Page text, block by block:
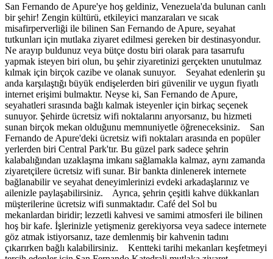
San Fernando de Apure'ye hoş geldiniz, Venezuela'da bulunan canlı
bir şehir! Zengin kültürü, etkileyici manzaraları ve sıcak
misafirperverliği ile bilinen San Fernando de Apure, seyahat
tutkunları için mutlaka ziyaret edilmesi gereken bir destinasyondur.
Ne arayıp buldunuz veya bütçe dostu biri olarak para tasarrufu
yapmak isteyen biri olun, bu şehir ziyaretinizi gerçekten unutulmaz
kılmak için birçok cazibe ve olanak sunuyor. Seyahat edenlerin şu
anda karşılaştığı büyük endişelerden biri güvenilir ve uygun fiyatlı
internet erişimi bulmaktır. Neyse ki, San Fernando de Apure,
seyahatleri sırasında bağlı kalmak isteyenler için birkaç seçenek
sunuyor. Şehirde ücretsiz wifi noktalarını arıyorsanız, bu hizmeti
sunan birçok mekan olduğunu memnuniyetle öğreneceksiniz. San
Fernando de Apure'deki ücretsiz wifi noktaları arasında en popüler
yerlerden biri Central Park'tır. Bu güzel park sadece şehrin
kalabalığından uzaklaşma imkanı sağlamakla kalmaz, aynı zamanda
ziyaretçilere ücretsiz wifi sunar. Bir bankta dinlenerek internete
bağlanabilir ve seyahat deneyimlerinizi evdeki arkadaşlarınız ve
ailenizle paylaşabilirsiniz. Ayrıca, şehrin çeşitli kahve dükkanları
müşterilerine ücretsiz wifi sunmaktadır. Café del Sol bu
mekanlardan biridir; lezzetli kahvesi ve samimi atmosferi ile bilinen
hoş bir kafe. İşlerinizle yetişmeniz gerekiyorsa veya sadece internete
göz atmak istiyorsanız, taze demlenmiş bir kahvenin tadını
çıkarırken bağlı kalabilirsiniz. Kentteki tarihi mekanları keşfetmeyi